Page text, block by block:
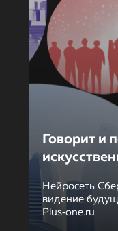
Говорит и
Нейросеть
видение
Plus‑one.ru